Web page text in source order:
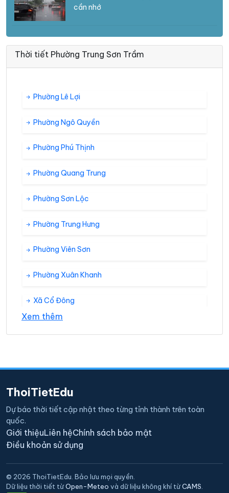
cần nhớ
Thời tiết Phường Trung Sơn Trầm
Phường Lê Lợi
Phường Ngô Quyền
Phường Phú Thịnh
Phường Quang Trung
Phường Sơn Lộc
Phường Trung Hưng
Phường Viên Sơn
Phường Xuân Khanh
Xã Cổ Đông
Xã Xuân Sơn
Xem thêm
ThoiTietEdu
Dự báo thời tiết cập nhật theo từng tỉnh thành trên toàn
quốc.
Giới thiệuLiên hệChính sách bảo mật
Điều khoản sử dụng
© 2026 ThoiTietEdu. Bảo lưu mọi quyền.
Dữ liệu thời tiết từOpen-Meteo và dữ liệu không khí từCAMS